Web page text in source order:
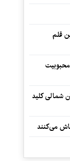
قلم
شمالی کلید
می‌کنند